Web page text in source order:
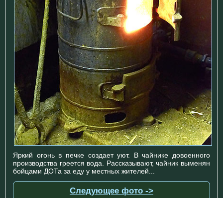
Яркий огонь в печке создает уют. В чайнике довоенного
производства греется вода. Рассказывают, чайник выменян
бойцами ДОТа за еду у местных жителей...
Следующее фото ->